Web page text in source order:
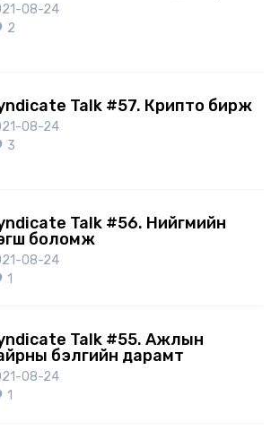
08-24
2
Talk #57. Крипто бирж
08-24
3
Talk #56. Нийгмийн
боломж
08-24
1
Talk #55. Ажлын
бэлгийн дарамт
08-24
1